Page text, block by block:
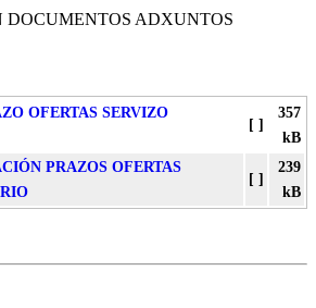
DOCUMENTOS ADXUNTOS
OFERTAS SERVIZO
[ ]
357
kB
PRAZOS OFERTAS
[ ]
239
kB